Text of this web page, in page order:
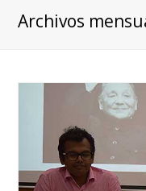
Archivos